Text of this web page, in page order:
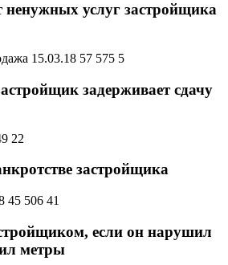
ненужных услуг застройщика
15.03.18 57 575 5
задерживает сдачу
22
застройщика
45 506 41
если он нарушил
метры